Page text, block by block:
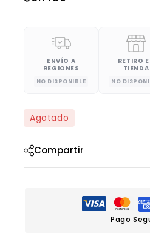
ENVÍO A
REGIONES
NO DISPONIBLE
RETIRO
TIENDA
NO
Agotado
Compartir
Pago